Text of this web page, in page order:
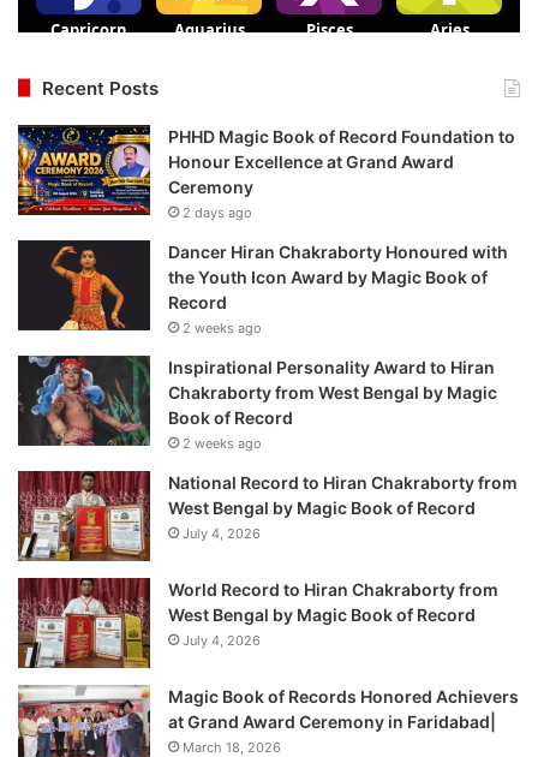
Recent Posts
PHHD Magic Book of Record Foundation to
Honour Excellence at Grand Award
Ceremony
2 days ago
Dancer Hiran Chakraborty Honoured with
the Youth Icon Award by Magic Book of
Record
2 weeks ago
Inspirational Personality Award to Hiran
Chakraborty from West Bengal by Magic
Book of Record
2 weeks ago
National Record to Hiran Chakraborty from
West Bengal by Magic Book of Record
July 4, 2026
World Record to Hiran Chakraborty from
West Bengal by Magic Book of Record
July 4, 2026
Magic Book of Records Honored Achievers
at Grand Award Ceremony in Faridabad|
March 18, 2026